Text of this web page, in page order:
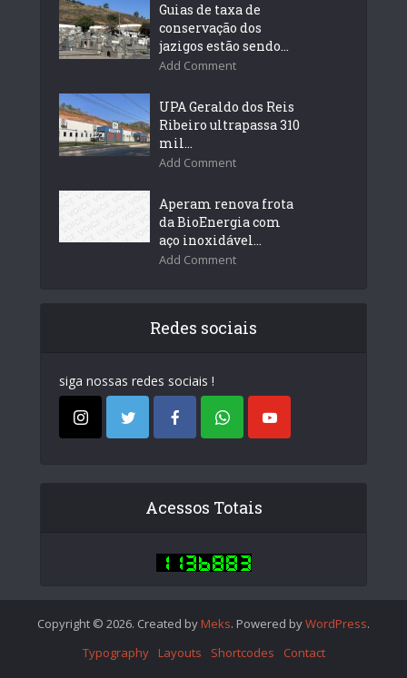
Guias de taxa de
conservação dos
jazigos estão sendo...
Add Comment
UPA Geraldo dos Reis
Ribeiro ultrapassa 310
mil...
Add Comment
Aperam renova frota
da BioEnergia com
aço inoxidável...
Add Comment
Redes sociais
siga nossas redes sociais !
Acessos Totais
Copyright © 2026. Created by Meks. Powered byWordPress.
Typography
Layouts Shortcodes Contact